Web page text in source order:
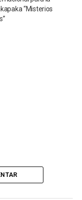
“Misterios